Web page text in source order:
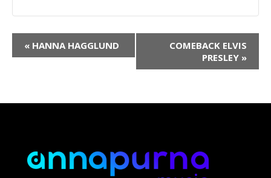
Navigation
Évènement
« HANNA HAGGLUND
COMEBACK ELVIS
PRESLEY »